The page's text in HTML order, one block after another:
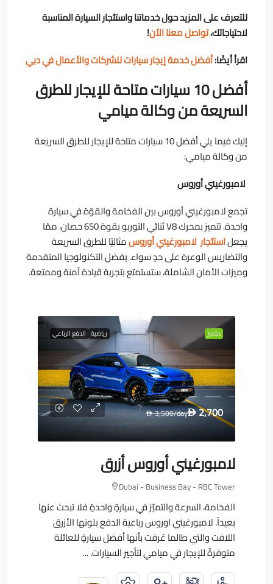
للتعرف على المزيد حول خدماتنا واستئجار السيارة المناسبة
لاحتياجاتك،تواصل معنا الآن!
اقرأ أيضًا:أفضل خدمة إيجار سيارات للشركات والأعمال في دبي
أفضل 10 سيارات متاحة للإيجار للطرق
السريعة من وكالة ميامي
إليك فيما يلي أفضل 10 سيارات متاحة للإيجار للطرق السريعة
من وكالة ميامي:
لامبورغيني أوروس
تجمع لامبورغيني أوروس بين الفخامة والقوّة في سيارة
واحدة. تتميز بمحرك V8 ثنائي التوربو بقوة 650 حصان، ممّا
يجعلاستئجار لامبورغيني أوروسمثاليًا للطرق السريعة
والتضاريس الوعرة على حدٍ سواء. بفضل التكنولوجيا المتقدمة
وميزات الأمان الشاملة، ستستمتع بتجربة قيادة آمنة وممتعة.
متميز رياضية الدفع الرباعي
D 2,700
D3,500/day
لامبورغيني أوروس أزرق
Dubai - Business Bay - RBC Tower
الفخامة، السرعة والتميّز في سيارةٍ واحدةٍ فلا تبحث عنها
بعيداً. لامبورغيني اوروس رباعية الدفع بلونها الأزرق
اللافت والتي طالما عُرفت بأنها أفضل سيارةٍ للعائلة
متوفرةٌ للإيجار في ميامي لتأجير السيارات. ...